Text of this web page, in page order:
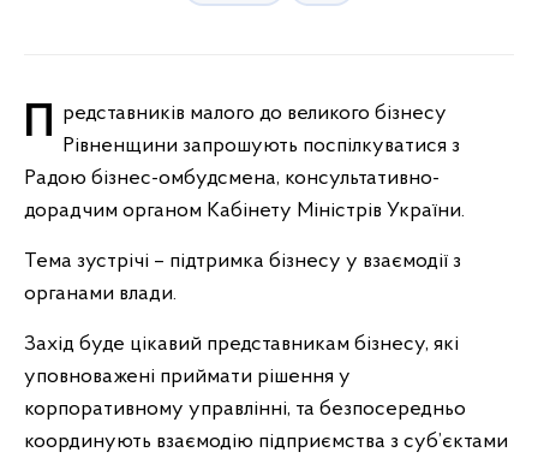
Представників малого до великого бізнесу Рівненщини запрошують поспілкуватися з
Радою бізнес-омбудсмена, консультативно-
дорадчим органом Кабінету Міністрів України.
Тема зустрічі – підтримка бізнесу у взаємодії з
органами влади.
Захід буде цікавий представникам бізнесу, які
уповноважені приймати рішення у
корпоративному управлінні, та безпосередньо
координують взаємодію підприємства з суб’єктами